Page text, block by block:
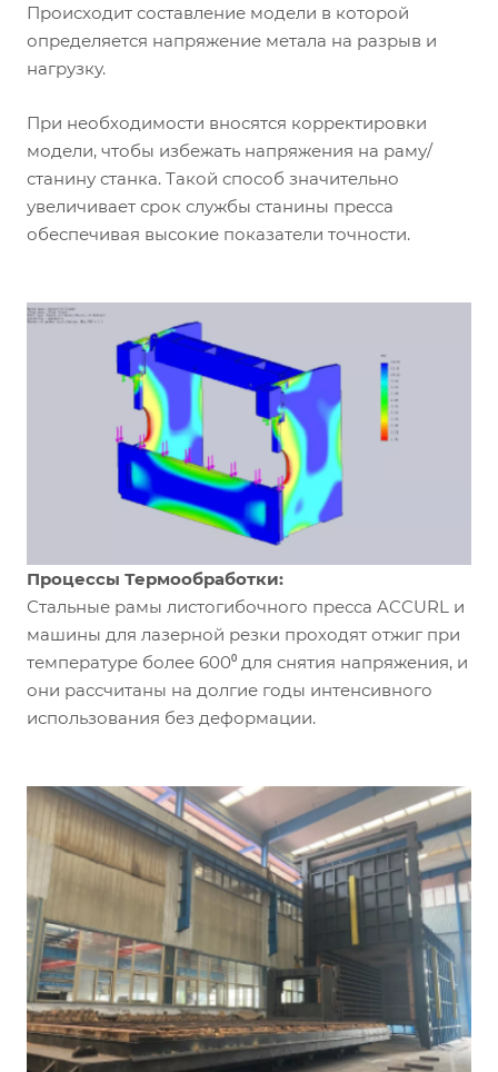
Происходит составление модели в которой
определяется напряжение метала на разрыв и
нагрузку.
При необходимости вносятся корректировки
модели, чтобы избежать напряжения на раму/
станину станка. Такой способ значительно
увеличивает срок службы станины пресса
обеспечивая высокие показатели точности.
Процессы Термообработки:
Стальные рамы листогибочного пресса ACCURL и
машины для лазерной резки проходят отжиг при
температуре более 600⁰ для снятия напряжения, и
они рассчитаны на долгие годы интенсивного
использования без деформации.